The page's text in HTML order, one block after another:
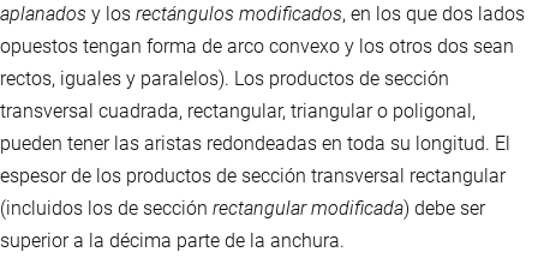
aplanados y los rectángulos modificados, en los que dos lados
opuestos tengan forma de arco convexo y los otros dos sean
rectos, iguales y paralelos). Los productos de sección
transversal cuadrada, rectangular, triangular o poligonal,
pueden tener las aristas redondeadas en toda su longitud. El
espesor de los productos de sección transversal rectangular
(incluidos los de sección rectangular modificada) debe ser
superior a la décima parte de la anchura.